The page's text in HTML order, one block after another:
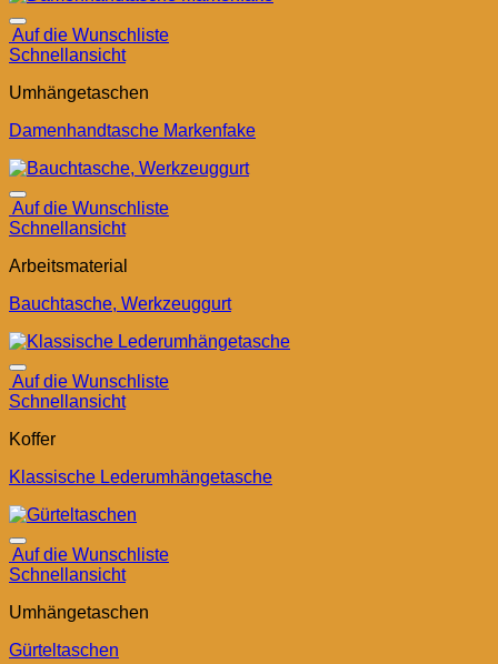
Auf die Wunschliste
Schnellansicht
Umhängetaschen
Damenhandtasche Markenfake
Auf die Wunschliste
Schnellansicht
Arbeitsmaterial
Bauchtasche, Werkzeuggurt
Auf die Wunschliste
Schnellansicht
Koffer
Klassische Lederumhängetasche
Auf die Wunschliste
Schnellansicht
Umhängetaschen
Gürteltaschen